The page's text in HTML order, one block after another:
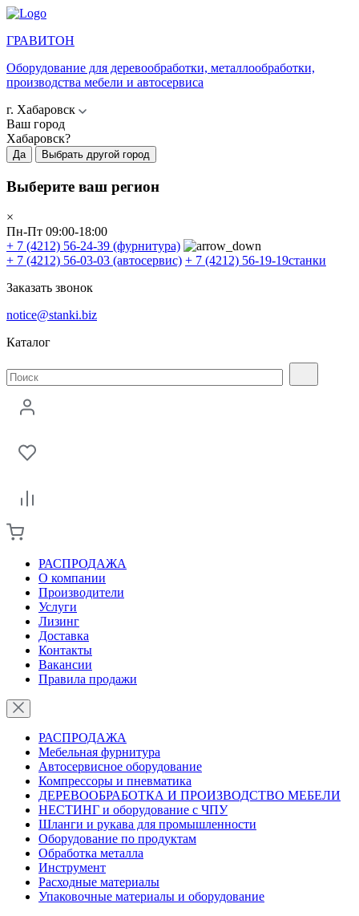
ГРАВИТОН
Оборудование для деревообработки, металлообработки,
производства мебели и автосервиса
г. Хабаровск
Ваш город
Хабаровск?
Да Выбрать другой город
Выберите ваш регион
×
Пн-Пт 09:00-18:00
+ 7 (4212) 56-24-39 (фурнитура)
+ 7 (4212) 56-03-03 (автосервис) + 7 (4212) 56-19-19станки
Заказать звонок
notice@stanki.biz
Каталог
РАСПРОДАЖА
О компании
Производители
Услуги
Лизинг
Доставка
Контакты
Вакансии
Правила продажи
РАСПРОДАЖА
Мебельная фурнитура
Автосервисное оборудование
Компрессоры и пневматика
ДЕРЕВООБРАБОТКА И ПРОИЗВОДСТВО МЕБЕЛИ
НЕСТИНГ и оборудование с ЧПУ
Шланги и рукава для промышленности
Оборудование по продуктам
Обработка металла
Инструмент
Расходные материалы
Упаковочные материалы и оборудование